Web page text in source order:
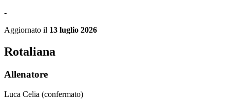
-
Aggiornato il 13 luglio 2026
Rotaliana
Allenatore
Luca Celia (confermato)